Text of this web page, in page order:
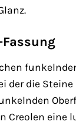
der die
Creolen